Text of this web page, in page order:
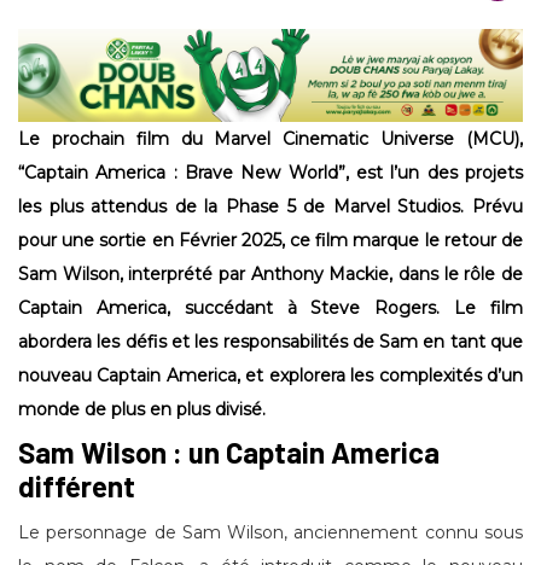
Le prochain film du Marvel Cinematic Universe (MCU),
“Captain America : Brave New World”, est l’un des projets
les plus attendus de la Phase 5 de Marvel Studios. Prévu
pour une sortie en Février 2025, ce film marque le retour de
Sam Wilson, interprété par Anthony Mackie, dans le rôle de
Captain America, succédant à Steve Rogers. Le film
abordera les défis et les responsabilités de Sam en tant que
nouveau Captain America, et explorera les complexités d’un
monde de plus en plus divisé.
Sam Wilson : un Captain America
différent
Le personnage de Sam Wilson, anciennement connu sous